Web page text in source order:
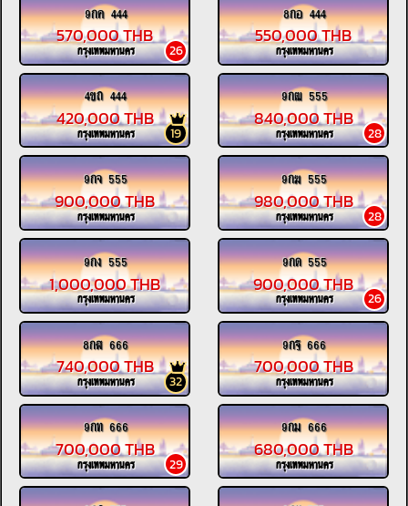
9กค 444
26
570,000 THB
กรุงเทพมหานคร
8กอ 444
550,000 THB
กรุงเทพมหานคร
4ขถ 444
19
420,000 THB
กรุงเทพมหานคร
9กฒ 555
28
840,000 THB
กรุงเทพมหานคร
9กจ 555
900,000 THB
กรุงเทพมหานคร
9กฆ 555
28
980,000 THB
กรุงเทพมหานคร
9กง 555
1,000,000 THB
กรุงเทพมหานคร
9กด 555
26
900,000 THB
กรุงเทพมหานคร
8กฬ 666
32
740,000 THB
กรุงเทพมหานคร
9กฐ 666
700,000 THB
กรุงเทพมหานคร
9กท 666
29
700,000 THB
กรุงเทพมหานคร
9กม 666
680,000 THB
กรุงเทพมหานคร